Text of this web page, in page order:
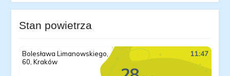
Stan powietrza